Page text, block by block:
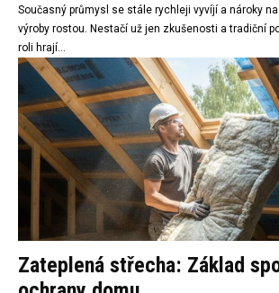
Současný průmysl se stále rychleji vyvíjí a nároky
výroby rostou. Nestačí už jen zkušenosti a tradiční
roli hrají...
Zateplená střecha: Základ